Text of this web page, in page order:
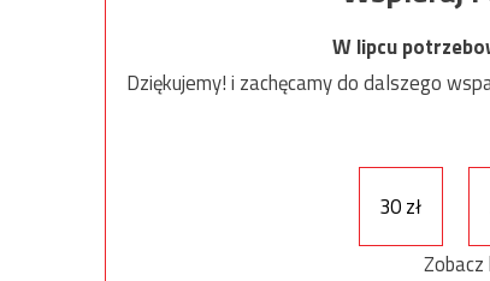
W lipcu
Dziękujemy! i zachęcamy do dalszego
30 zł